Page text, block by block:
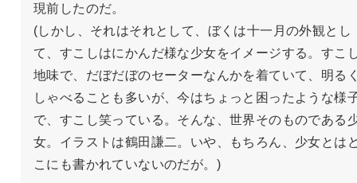
現前したのだ。
(しかし、それはそれとして、ぼくは十一月の外観とし
て、すこしはにかんだ様な少女をイメージする。すこ
地味で、だぼだぼのセーターなんかを着ていて、明る
しゃべることも多いが、今はちょっと困ったような様
で、すこし笑っている。そんな、世界そのものである
女。イラストは鶴田謙二。いや、もちろん、少女とは
こにも書かれていないのだが。)